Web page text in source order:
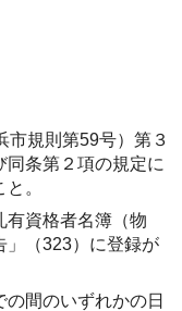
市規則第59号）第３
条第２項の規定に
。
有資格者名簿（物
」（323）に登録が
間のいずれかの日